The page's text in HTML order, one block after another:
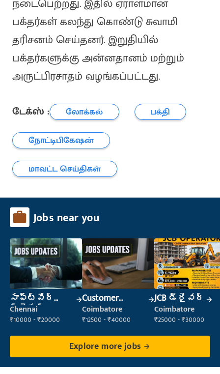
நடைபெற்றது. இதில் ஏராளமான
பக்தர்கள் கலந்து கொண்டு சுவாமி
தரிசனம் செய்தனர். இறுதியில்
பக்தர்களுக்கு அன்னதானம் மற்றும்
அருட்பிரசாதம் வழங்கப்பட்டது.
டேக்ஸ் : லோக்கல்
பக்தி
நோட்டிபிகேஷன்
மாவட்ட செய்திகள்
Jobs near you
సాఫ్ట్‌వేర్
ట్రైనర్
Chennai
₹10000 - ₹20000
Customer
Support Officer
Coimbatore
₹12500 - ₹40000
JCB డ్రైవర్
Coimbatore
₹25000 - ₹30000
Explore more jobs